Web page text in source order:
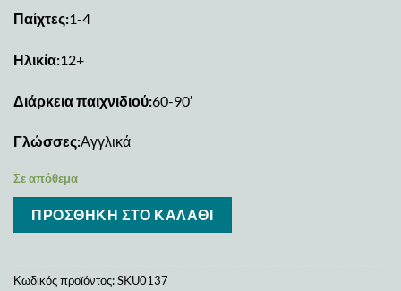
Παίχτες:1-4
Ηλικία:12+
Διάρκεια παιχνιδιού:60-90′
Γλώσσες:Αγγλικά
Σε απόθεμα
ΠΡΟΣΘΉΚΗ ΣΤΟ ΚΑΛΆΘΙ
Κωδικός προϊόντος:SKU0137